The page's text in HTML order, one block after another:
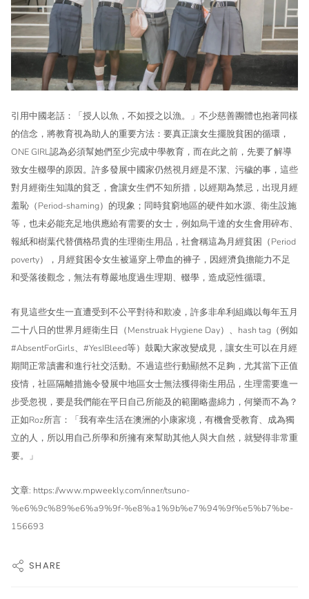
引用中國老話：「授人以魚，不如授之以漁。」不少慈善團體也抱著同樣
的信念，將教育視為助人的重要方法：要真正讓女生擺脫貧困的循環，
ONE GIRL認為必須幫她們至少完成中學教育，而在此之前，先要了解導
致女生輟學的原因。許多發展中國家仍然視月經是不潔、污穢的事，這些
對月經衛生知識的貧乏，會讓女生們不知所措，以經期為禁忌，出現月經
羞恥（Period-shaming）的現象；同時貧窮地區的硬件如水源、衛生設施
等，也未必能充足地供應給有需要的女士，例如烏干達的女生會用碎布、
報紙和樹葉代替價格昂貴的生理衛生用品，社會稱這為月經貧困（Period
poverty），月經貧困令女生被逼穿上帶血的褲子，因經濟負擔能力不足
和受落後觀念，無法有尊嚴地度過生理期、輟學，造成惡性循環。
有見這些女生一直遭受到不公平對待和欺凌，許多非牟利組織以每年五月
二十八日的世界月經衛生日（Menstruak Hygiene Day）、hash tag（例如
#AbsentForGirls、#YesIBleed等）鼓勵大家改變成見，讓女生可以在月經
期間正常讀書和進行社交活動。不過這些行動顯然不足夠，尤其當下正值
疫情，社區隔離措施令發展中地區女士無法獲得衛生用品，生理需要進一
步受忽視，要是我們能在平日自己所能及的範圍略盡綿力，何樂而不為？
正如Roz所言：「我有幸生活在澳洲的小康家境，有機會受教育、成為獨
立的人，所以用自己所學和所擁有來幫助其他人與大自然，就變得非常重
要。」
文章: https://www.mpweekly.com/inner/tsuno-
%e6%9c%89%e6%a9%9f-%e8%a1%9b%e7%94%9f%e5%b7%be-
156693
SHARE